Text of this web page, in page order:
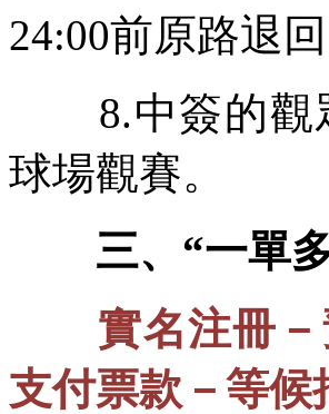
24:00前原路退回
8.中簽的觀
球場觀賽。
三、“一單
實名注冊
支付票款－等